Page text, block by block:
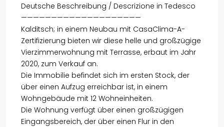
Deutsche Beschreibung / Descrizione in Tedesco
————————————————————
Kalditsch; in einem Neubau mit CasaClima-A-
Zertifizierung bieten wir diese helle und großzügige
Vierzimmerwohnung mit Terrasse, erbaut im Jahr
2020, zum Verkauf an.
Die Immobilie befindet sich im ersten Stock, der
über einen Aufzug erreichbar ist, in einem
Wohngebäude mit 12 Wohneinheiten.
Die Wohnung verfügt über einen großzügigen
Eingangsbereich, der über einen Flur in den